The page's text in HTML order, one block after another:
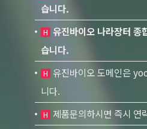
습니다.
H 유진바이오 나라장터 종
습니다.
H 유진바이오 도메인은
니다.
H 제품문의하시면 즉시 연